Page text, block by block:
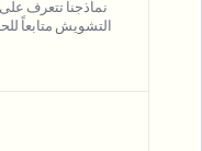
نماذجنا تتعرف
التشويش متابعاً